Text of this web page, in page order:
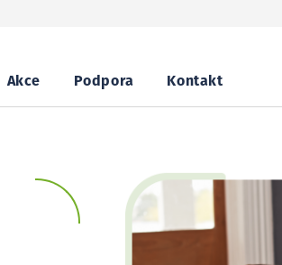
Akce Podpora Kontakt